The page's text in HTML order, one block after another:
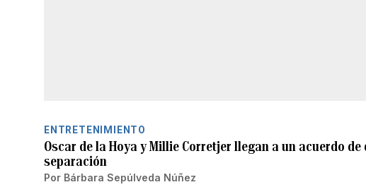
ENTRETENIMIENTO
Oscar de la Hoya y Millie Corretjer llegan a un acuerdo
separación
Por Bárbara Sepúlveda Núñez